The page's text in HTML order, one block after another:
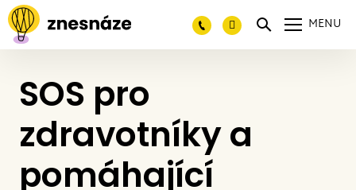
MENU
SOS pro
zdravotníky a
pomáhající